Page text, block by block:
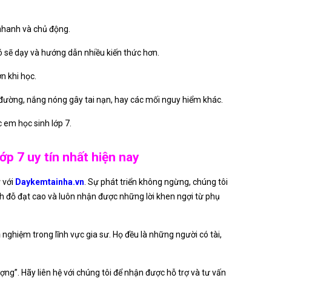
và chủ động.
dạy và hướng dẫn nhiều kiến thức hơn.
khi học.
nắng nóng gây tai nạn, hay các mối nguy hiểm khác.
học sinh lớp 7.
7 uy tín nhất hiện nay
với Daykemtainha.vn. Sự phát triển không ngừng, chúng tôi
đỗ đạt cao và luôn nhận được những lời khen ngợi từ phụ
trong lĩnh vực gia sư. Họ đều là những người có tài,
Hãy liên hệ với chúng tôi để nhận được hỗ trợ và tư vấn